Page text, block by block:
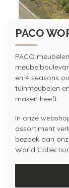
PACO
PACO
en 4 seasons
tuinmeubelen
maken heeft.
In onze
assortiment
bezoek aan
World